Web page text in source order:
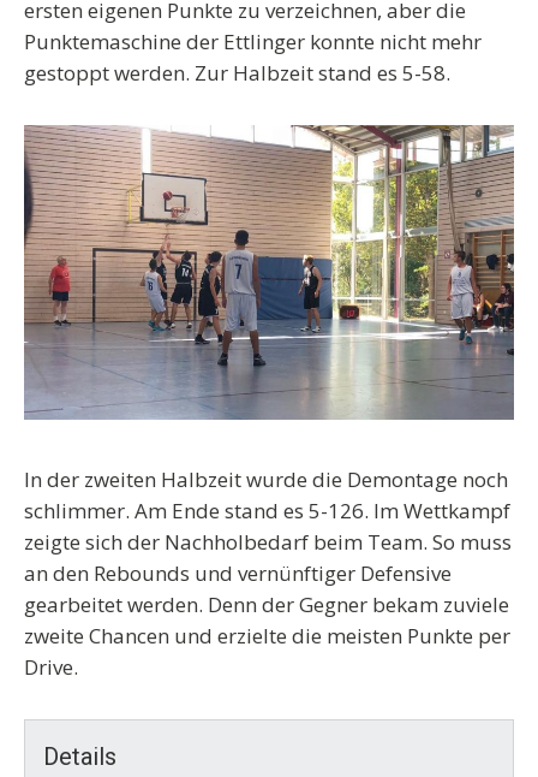
ersten eigenen Punkte zu verzeichnen, aber die
Punktemaschine der Ettlinger konnte nicht mehr
gestoppt werden. Zur Halbzeit stand es 5-58.
In der zweiten Halbzeit wurde die Demontage noch
schlimmer. Am Ende stand es 5-126. Im Wettkampf
zeigte sich der Nachholbedarf beim Team. So muss
an den Rebounds und vernünftiger Defensive
gearbeitet werden. Denn der Gegner bekam zuviele
zweite Chancen und erzielte die meisten Punkte per
Drive.
Details